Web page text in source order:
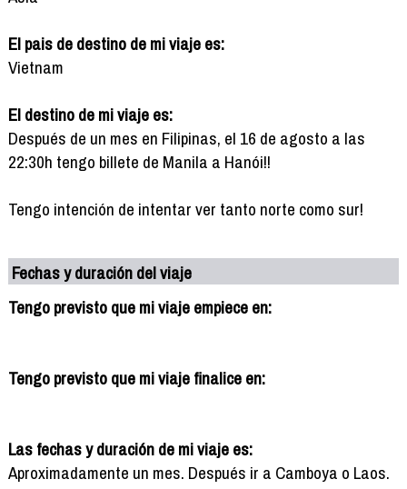
El pais de destino de mi viaje es:
Vietnam
El destino de mi viaje es:
Después de un mes en Filipinas, el 16 de agosto a las
22:30h tengo billete de Manila a Hanói!!
Tengo intención de intentar ver tanto norte como sur!
Fechas y duración del viaje
Tengo previsto que mi viaje empiece en:
Tengo previsto que mi viaje finalice en:
Las fechas y duración de mi viaje es:
Aproximadamente un mes. Después ir a Camboya o Laos.